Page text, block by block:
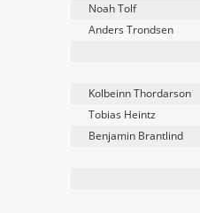
Noah Tolf
Anders Trondsen
Kolbeinn Thordarson
Tobias Heintz
Benjamin Brantlind